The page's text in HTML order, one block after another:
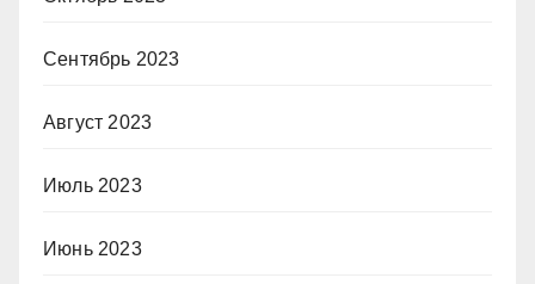
Сентябрь 2023
Август 2023
Июль 2023
Июнь 2023